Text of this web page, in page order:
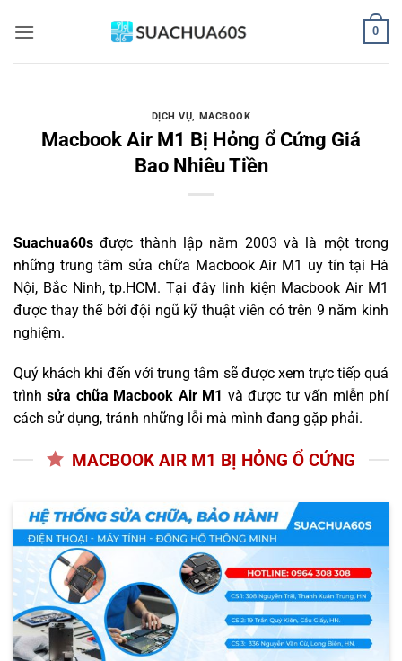
qua
0
DỊCH VỤ, MACBOOK
Macbook Air M1 Bị Hỏng ổ Cứng Giá
Bao Nhiêu Tiền
Suachua60s được thành lập năm 2003 và là một trong
những trung tâm sửa chữa Macbook Air M1 uy tín tại Hà
Nội, Bắc Ninh, tp.HCM. Tại đây linh kiện Macbook Air M1
được thay thế bởi đội ngũ kỹ thuật viên có trên 9 năm kinh
nghiệm.
Quý khách khi đến với trung tâm sẽ được xem trực tiếp quá
trìnhsửa chữa Macbook Air M1 và được tư vấn miễn phí
cách sử dụng, tránh những lỗi mà mình đang gặp phải.
MACBOOK AIR M1 BỊ HỎNG Ổ CỨNG